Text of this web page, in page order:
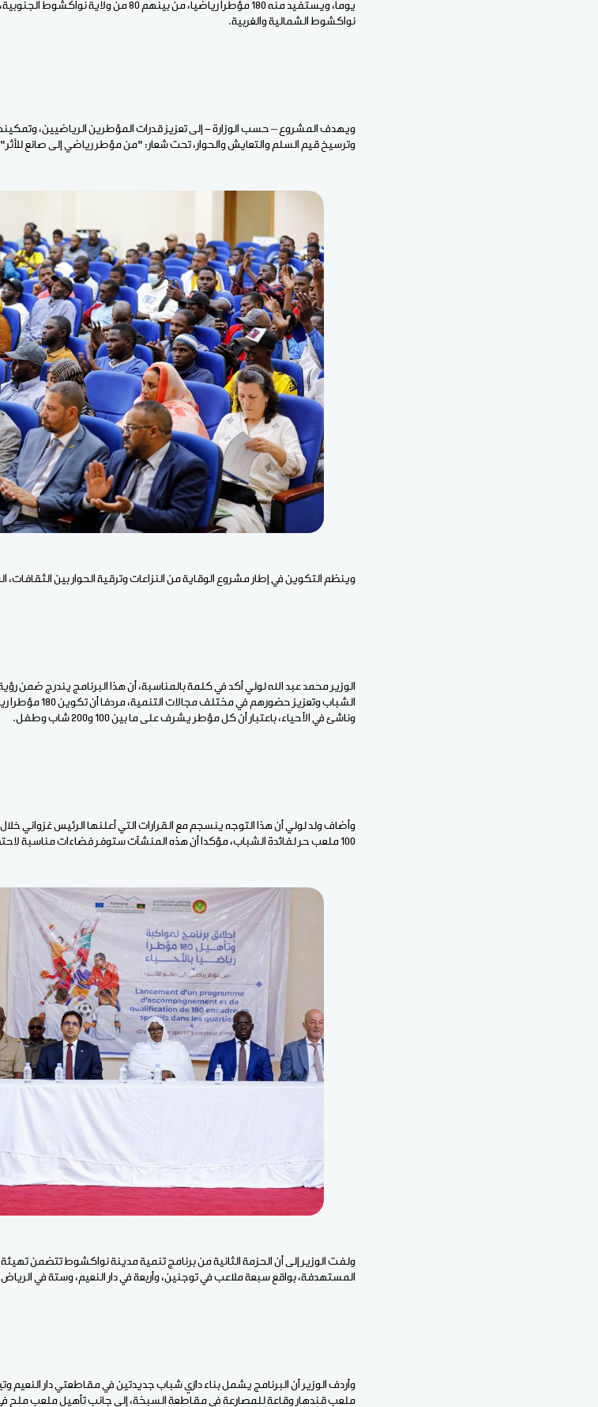
يوما، ويستفيد منه 180 مؤطرا رياضيا، من بينهم
نواكشوط الشمالية والغربية.
ويهدف المشروع – حسب الوزارة - إلى تعزيز قدرات المؤطرين الرياضيين،
وترسيخ قيم السلم والتعايش والحوار، تحت شعار: "من مؤطر رياضي إلى صانع
وينظم التكوين في إطار مشروع الوقاية من النزاعات وترقية الحوار بين الثقافات،
الوزير محمد عبد الله لولي أكد في كلمة بالمناسبة، أن هذا البرنامج يندرج ضمن
وناشئ في الأحياء، باعتبار أن كل مؤطر يشرف على ما بين 100 و200 شاب وطفل.
وأضاف ولد لولي أن هذا التوجه ينسجم مع القرارات التي أعلنها الرئيس غزواني
100 ملعب حر لفائدة الشباب، مؤكدا أن هذه المنشآت ستوفر فضاءات مناسبة لاحتضان الأنشطة الرياضية والتأطيرية.
المستهدفة، بواقع سبعة ملاعب في توجنين، وأربعة في دار النعيم، وستة في الرياض،
وأردف الوزير أن البرنامج يشمل بناء دارَي شباب جديدتين في مقاطعتي دار النعيم
ملعب قندهار وقاعة للمصارعة في مقاطعة السبخة، إلى جانب تأهيل ملعب ملح